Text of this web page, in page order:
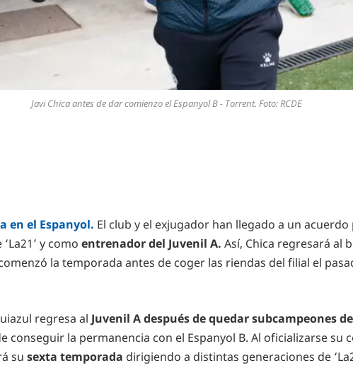
Javi Chica antes de dar comienzo el Espanyol B - Torrent. Foto: RCDE
en el Espanyol. El club y el exjugador han llegado a un acuerdo
y como entrenador del Juvenil A. Así, Chica regresará al
la temporada antes de coger las riendas del filial el
regresa al Juvenil A después de quedar subcampeones
conseguir la permanencia con el Espanyol B. Al oficializarse su
su sexta temporada dirigiendo a distintas generaciones de